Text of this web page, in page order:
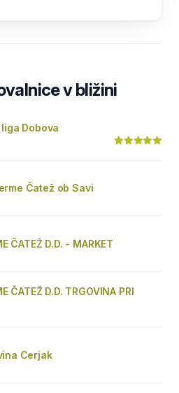
v bližini
liga Dobova
Čatež ob Savi
ČATEŽ D.D. - MARKET
ČATEŽ D.D. TRGOVINA PRI
Cerjak